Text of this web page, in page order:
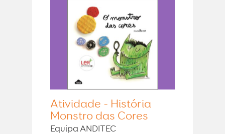
Atividade - História
Monstro das Cores
Equipa ANDITEC